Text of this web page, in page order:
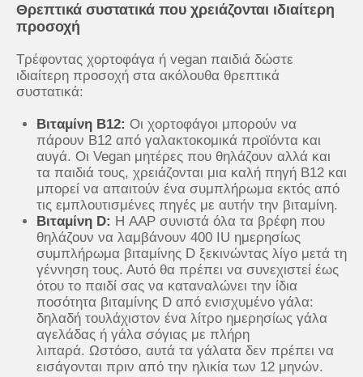
Θρεπτικά συστατικά που χρειάζονται ιδιαίτερη
προσοχή
Τρέφοντας χορτοφάγα ή vegan παιδιά δώστε
ιδιαίτερη προσοχή στα ακόλουθα θρεπτικά
συστατικά:
Βιταμίνη Β12: Οι χορτοφάγοι μπορούν να
πάρουν Β12 από γαλακτοκομικά προϊόντα και
αυγά. Οι Vegan μητέρες που θηλάζουν αλλά και
τα παιδιά τους, χρειάζονται μια καλή πηγή Β12 και
μπορεί να απαιτούν ένα συμπλήρωμα εκτός από
τις εμπλουτισμένες πηγές με αυτήν την βιταμίνη.
Βιταμίνη D: Η AAP συνιστά όλα τα βρέφη που
θηλάζουν να λαμβάνουν 400 IU ημερησίως
συμπλήρωμα βιταμίνης D ξεκινώντας λίγο μετά τη
γέννηση τους. Αυτό θα πρέπει να συνεχιστεί έως
ότου το παιδί σας να καταναλώνει την ίδια
ποσότητα βιταμίνης D από ενισχυμένο γάλα:
δηλαδή τουλάχιστον ένα λίτρο ημερησίως γάλα
αγελάδας ή γάλα σόγιας με πλήρη
λιπαρά. Ωστόσο, αυτά τα γάλατα δεν πρέπει να
εισάγονται πριν από την ηλικία των 12 μηνών.